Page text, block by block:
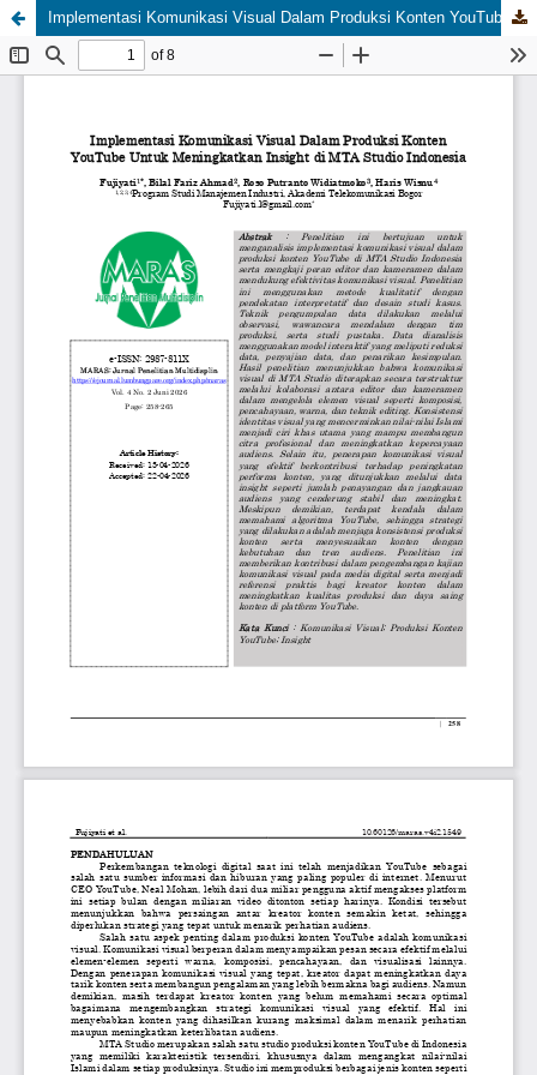
Implementasi Komunikasi Visual Dalam Produksi Konten YouTube Untuk Meningkatkan Insight di MTA Studio Indonesia